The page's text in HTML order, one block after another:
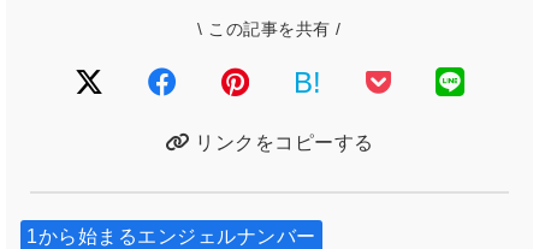
\ この記事を共有 /
B!
リンクをコピーする
1から始まるエンジェルナンバー